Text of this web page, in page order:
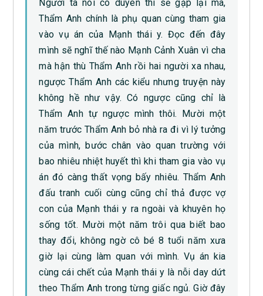
Người ta nói có duyên thì sẽ gặp lại mà,
Thẩm Anh chính là phụ quan cùng tham gia
vào vụ án của Mạnh thái y. Đọc đến đây
mình sẽ nghĩ thế nào Mạnh Cảnh Xuân vì cha
mà hận thù Thẩm Anh rồi hai người xa nhau,
ngược Thẩm Anh các kiểu nhưng truyện này
không hề như vậy. Có ngược cũng chỉ là
Thẩm Anh tự ngược mình thôi. Mười một
năm trước Thẩm Anh bỏ nhà ra đi vì lý tưởng
của mình, bước chân vào quan trường với
bao nhiêu nhiệt huyết thì khi tham gia vào vụ
án đó càng thất vọng bấy nhiêu. Thẩm Anh
đấu tranh cuối cùng cũng chỉ thả được vợ
con của Mạnh thái y ra ngoài và khuyên họ
sống tốt. Mười một năm trôi qua biết bao
thay đổi, không ngờ cô bé 8 tuổi năm xưa
giờ lại cùng làm quan với mình. Vụ án kia
cùng cái chết của Mạnh thái y là nỗi day dứt
theo Thẩm Anh trong từng giấc ngủ. Giờ đây